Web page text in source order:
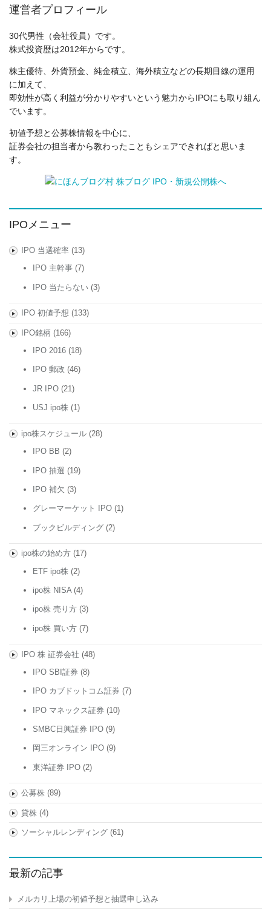
運営者プロフィール
30代男性（会社役員）です。
株式投資歴は2012年からです。
株主優待、外貨預金、純金積立、海外積立などの長期目線の運用
に加えて、
即効性が高く利益が分かりやすいという魅力からIPOにも取り組ん
でいます。
初値予想と公募株情報を中心に、
証券会社の担当者から教わったこともシェアできればと思いま
す。
IPOメニュー
IPO 当選確率(13)
IPO 主幹事 (7)
IPO 当たらない (3)
IPO 初値予想 (133)
IPO銘柄 (166)
IPO 2016 (18)
IPO 郵政 (46)
JR IPO (21)
USJ ipo株 (1)
ipo株スケジュール(28)
IPO BB (2)
IPO 抽選 (19)
IPO 補欠 (3)
グレーマーケット IPO (1)
ブックビルディング (2)
ipo株の始め方(17)
ETF ipo株 (2)
ipo株 NISA(4)
ipo株 売り方 (3)
ipo株 買い方 (7)
IPO 株 証券会社 (48)
IPO SBI証券 (8)
IPO カブドットコム証券 (7)
IPO マネックス証券 (10)
SMBC日興証券 IPO (9)
岡三オンライン IPO (9)
東洋証券 IPO (2)
公募株(89)
貸株(4)
ソーシャルレンディング(61)
最新の記事
メルカリ上場の初値予想と抽選申し込み